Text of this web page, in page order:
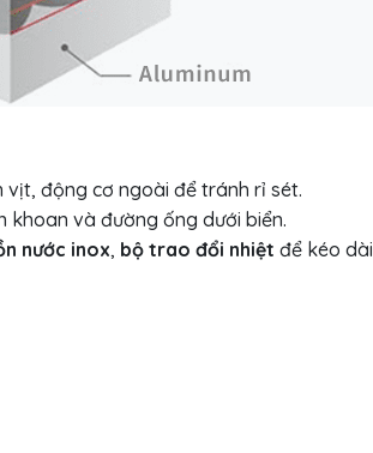
vịt, động cơ ngoài để tránh rỉ sét.
khoan và đường ống dưới biển.
nước inox, bộ trao đổi nhiệt để kéo dài